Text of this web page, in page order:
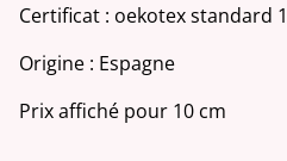
Certificat : oekotex standard
Origine : Espagne
Prix affiché pour 10 cm